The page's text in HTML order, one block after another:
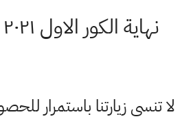
نهاية الكور الاول ٢٠٢١ مع الاجوبة
لا تنسى زيارتنا باستمرار